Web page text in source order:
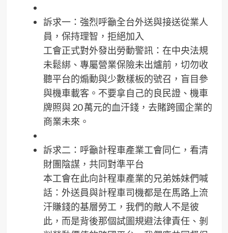
訴求一：強烈呼籲全台外送與接送從業人
員，保持理智，拒絕加入
工會正式對外發出勞動警訊：在中央法規
未鬆綁、專屬營業保險未出爐前，切勿收
聽平台的煽動與少數樣板的號召，盲目參
與機車載客。不要拿自己的良民證、機車
牌照與 20 萬元的血汗錢，去賭跨國企業的
商業未來。
訴求二：呼籲計程車產業工會同仁，看清
財團陰謀，共同對準平台
本工會在此向計程車產業的兄弟姊妹們喊
話：外送員與計程車司機都是在馬路上流
汗賺錢的基層勞工，我們的敵人不是彼
此，而是背後那個試圖規避法律責任、剝